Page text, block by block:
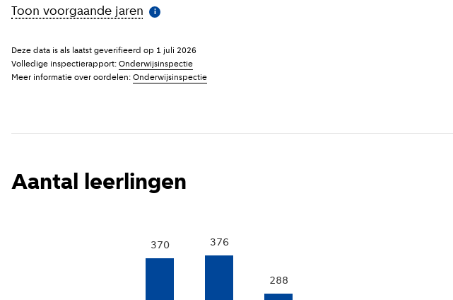
Toon voorgaande jaren Meer informatie
i
Deze data is als laatst geverifieerd op 1 juli 2026
Volledige inspectierapport: Onderwijsinspectie
Meer informatie over oordelen: Onderwijsinspectie
Aantal leerlingen
370 376
288